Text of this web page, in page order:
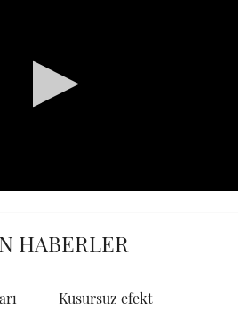
HABERLER
Kusursuz efekt